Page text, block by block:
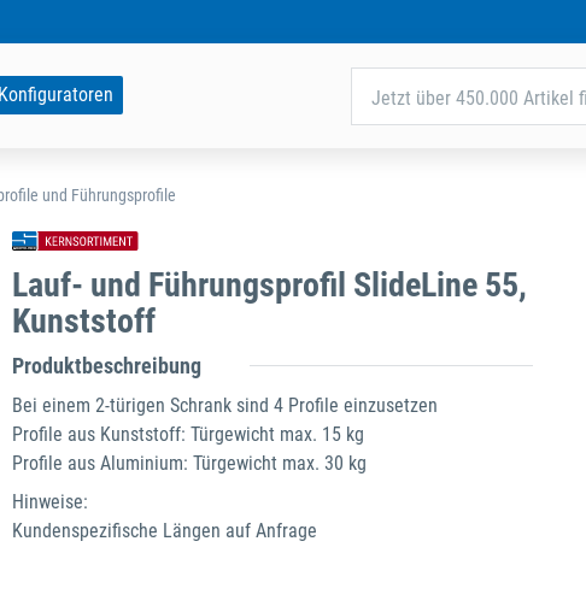
Konfiguratoren Jetzt über 450.000 Artikel
und Führungsprofile
Lauf- und Führungsprofil SlideLine 55,
Kunststoff
Produktbeschreibung
Bei einem 2-türigen Schrank sind 4 Profile einzusetzen
Profile aus Kunststoff: Türgewicht max. 15 kg
Profile aus Aluminium: Türgewicht max. 30 kg
Hinweise:
Kundenspezifische Längen auf Anfrage